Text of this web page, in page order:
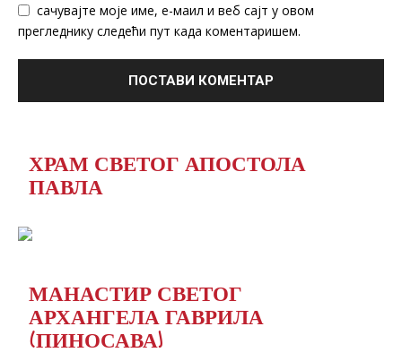
сачувајте моје име, е-маил и веб сајт у овом
прегледнику следећи пут када коментаришем.
ХРАМ СВЕТОГ АПОСТОЛА
ПАВЛА
МАНАСТИР СВЕТОГ
АРХАНГЕЛА ГАВРИЛА
(ПИНОСАВА)